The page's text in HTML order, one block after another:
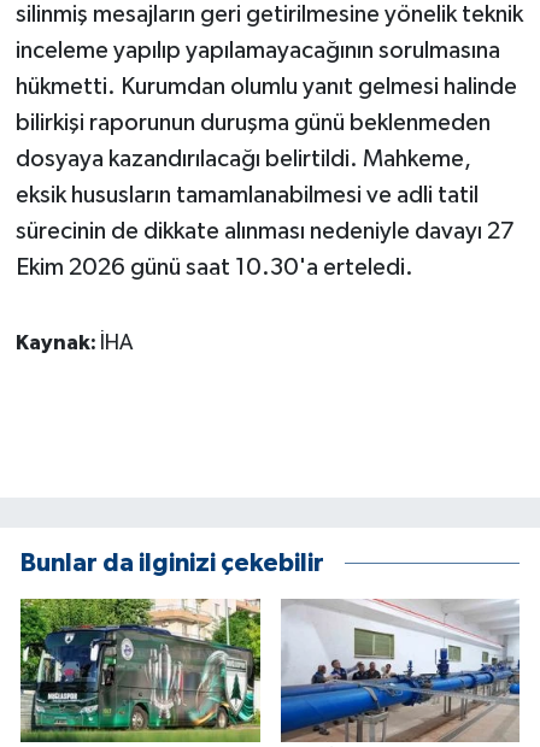
silinmiş mesajların geri getirilmesine yönelik teknik
inceleme yapılıp yapılamayacağının sorulmasına
hükmetti. Kurumdan olumlu yanıt gelmesi halinde
bilirkişi raporunun duruşma günü beklenmeden
dosyaya kazandırılacağı belirtildi. Mahkeme,
eksik hususların tamamlanabilmesi ve adli tatil
sürecinin de dikkate alınması nedeniyle davayı 27
Ekim 2026 günü saat 10.30'a erteledi.
Kaynak: İHA
Bunlar da ilginizi çekebilir